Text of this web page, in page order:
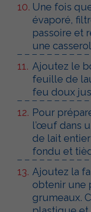
Une fois
évaporé,
passoire et
une
Ajoutez le
feuille de
feu doux
Pour
l’œuf dans
de lait
fondu et
Ajoutez la
obtenir une
grumeaux.